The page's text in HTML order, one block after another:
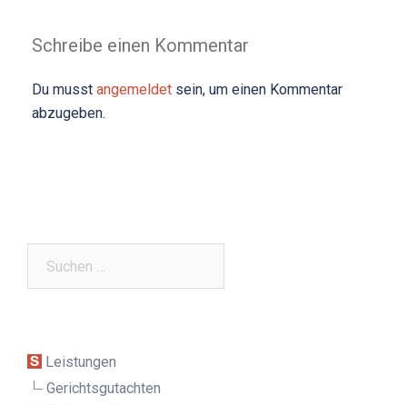
Schreibe einen Kommentar
Du musst angemeldet sein, um einen Kommentar
abzugeben.
nach:
Leistungen
Gerichtsgutachten